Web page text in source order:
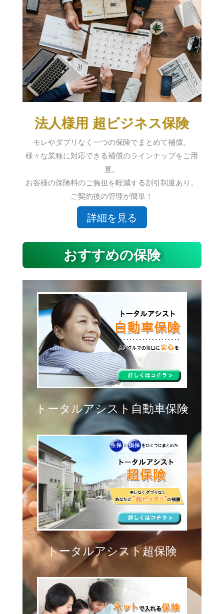
法人様用 超ビジネス保険
モレやダブリなく一つの保険でまとめて補償。
様々な業種に対応できる補償のラインナップをご用
意。
お客様の保険料のご負担を軽減する割引制度あり。
ご契約後の管理が簡単！
詳細を見る
おすすめの保険
トータルアシスト自動車保険
トータルアシスト超保険